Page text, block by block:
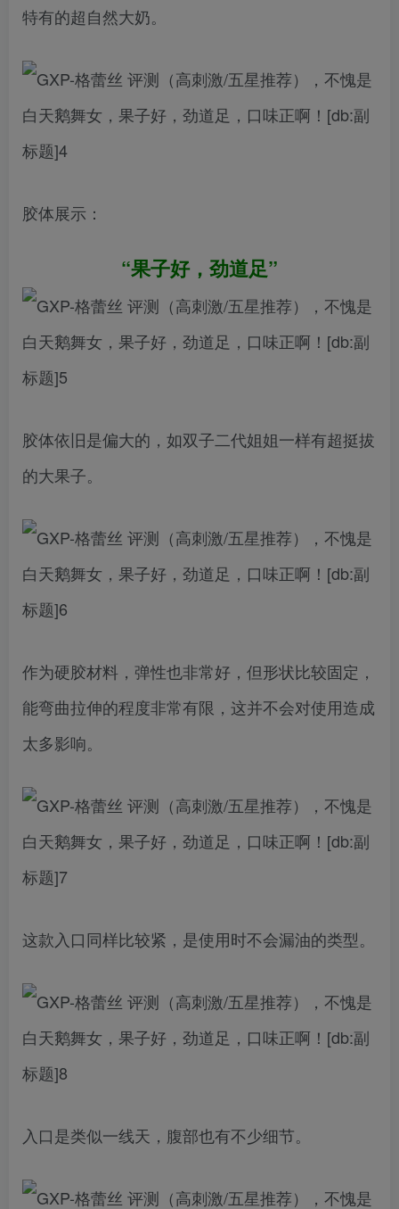
特有的超自然大奶。
胶体展示：
“果子好，劲道足”
胶体依旧是偏大的，如双子二代姐姐一样有超挺拔
的大果子。
作为硬胶材料，弹性也非常好，但形状比较固定，
能弯曲拉伸的程度非常有限，这并不会对使用造成
太多影响。
这款入口同样比较紧，是使用时不会漏油的类型。
入口是类似一线天，腹部也有不少细节。